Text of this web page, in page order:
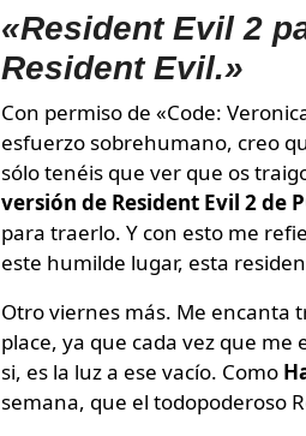
«Resident Evil 2
Resident Evil.»
Con permiso de «Code: Veronica», por supuesto. Me debato entre estos dos, pero haciendo un
esfuerzo sobrehumano, creo
sólo tenéis que ver que os
versión de Resident Evil 2 de
para traerlo. Y con esto me
este humilde lugar, esta
Otro viernes más. Me encanta
place, ya que cada vez que
si, es la luz a ese vacío. Como
semana, que el todopoderoso